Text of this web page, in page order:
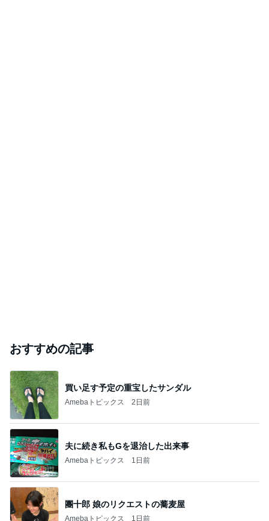
おすすめの記事
買い足す予定の重宝したサンダル
Amebaトピックス 2日前
夫に続き私もGを退治した出来事
Amebaトピックス 1日前
團十郎 娘のリクエストの蕎麦屋
Amebaトピックス 1日前